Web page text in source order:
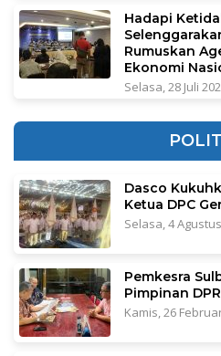
Hadapi
Rumuskan
Ekonomi
Selasa, 28 Juli
Dasco
Ketua DPC
Selasa, 4
Pemkesra
Pimpinan
Kamis, 26